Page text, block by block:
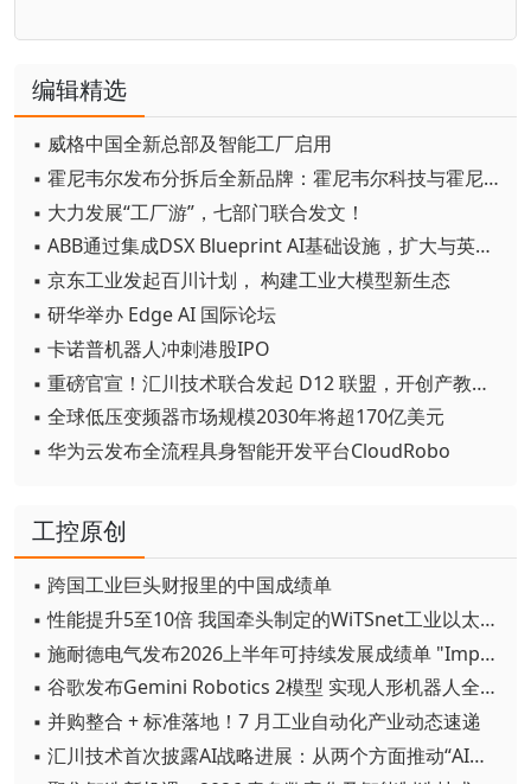
编辑精选
▪ 威格中国全新总部及智能工厂启用
▪ 霍尼韦尔发布分拆后全新品牌：霍尼韦尔科技与霍尼韦尔航空航天
▪ 大力发展“工厂游”，七部门联合发文！
▪ ABB通过集成DSX Blueprint AI基础设施，扩大与英伟达的合作
▪ 京东工业发起百川计划， 构建工业大模型新生态
▪ 研华举办 Edge AI 国际论坛
▪ 卡诺普机器人冲刺港股IPO
▪ 重磅官宣！汇川技术联合发起 D12 联盟，开创产教融合新范式
▪ 全球低压变频器市场规模2030年将超170亿美元
▪ 华为云发布全流程具身智能开发平台CloudRobo
工控原创
▪ 跨国工业巨头财报里的中国成绩单
▪ 性能提升5至10倍 我国牵头制定的WiTSnet工业以太网国际标准正式发布
▪ 施耐德电气发布2026上半年可持续发展成绩单 "Impact 2030"路线图开局稳健
▪ 谷歌发布Gemini Robotics 2模型 实现人形机器人全身智能控制突破
▪ 并购整合 + 标准落地！7 月工业自动化产业动态速递
▪ 汇川技术首次披露AI战略进展：从两个方面推动“AI业务化”落地